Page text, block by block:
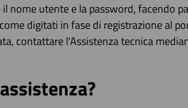
nome utente e la password, facendo
digitati in fase di registrazione al
contattare l'Assistenza tecnica